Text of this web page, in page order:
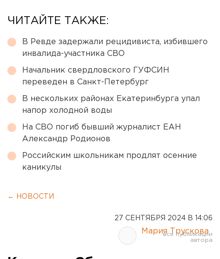
ЧИТАЙТЕ ТАКЖЕ:
В Ревде задержали рецидивиста, избившего
инвалида-участника СВО
Начальник свердловского ГУФСИН
переведен в Санкт-Петербург
В нескольких районах Екатеринбурга упал
напор холодной воды
На СВО погиб бывший журналист ЕАН
Александр Родионов
Российским школьникам продлят осенние
каникулы
← НОВОСТИ
27 СЕНТЯБРЯ 2024 В 14:06
Мария Трускова